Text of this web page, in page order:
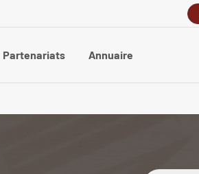
Partenariats Annuaire